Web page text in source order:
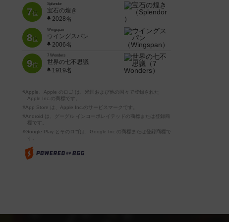
7位
Splendor
宝石の煌き
2028名
8位
Wingspan
ウイングスパン
2006名
9位
7 Wonders
世界の七不思議
1919名
※Apple、Apple のロゴ は、米国および他の国々で登録された
Apple Inc.の商標です。
※App Store は、Apple Inc.のサービスマークです。
※Android は、グーグル インコーポレイテッドの商標または登録商
標です。
※Google Play とそのロゴは、Google Inc.の商標または登録商標で
す。